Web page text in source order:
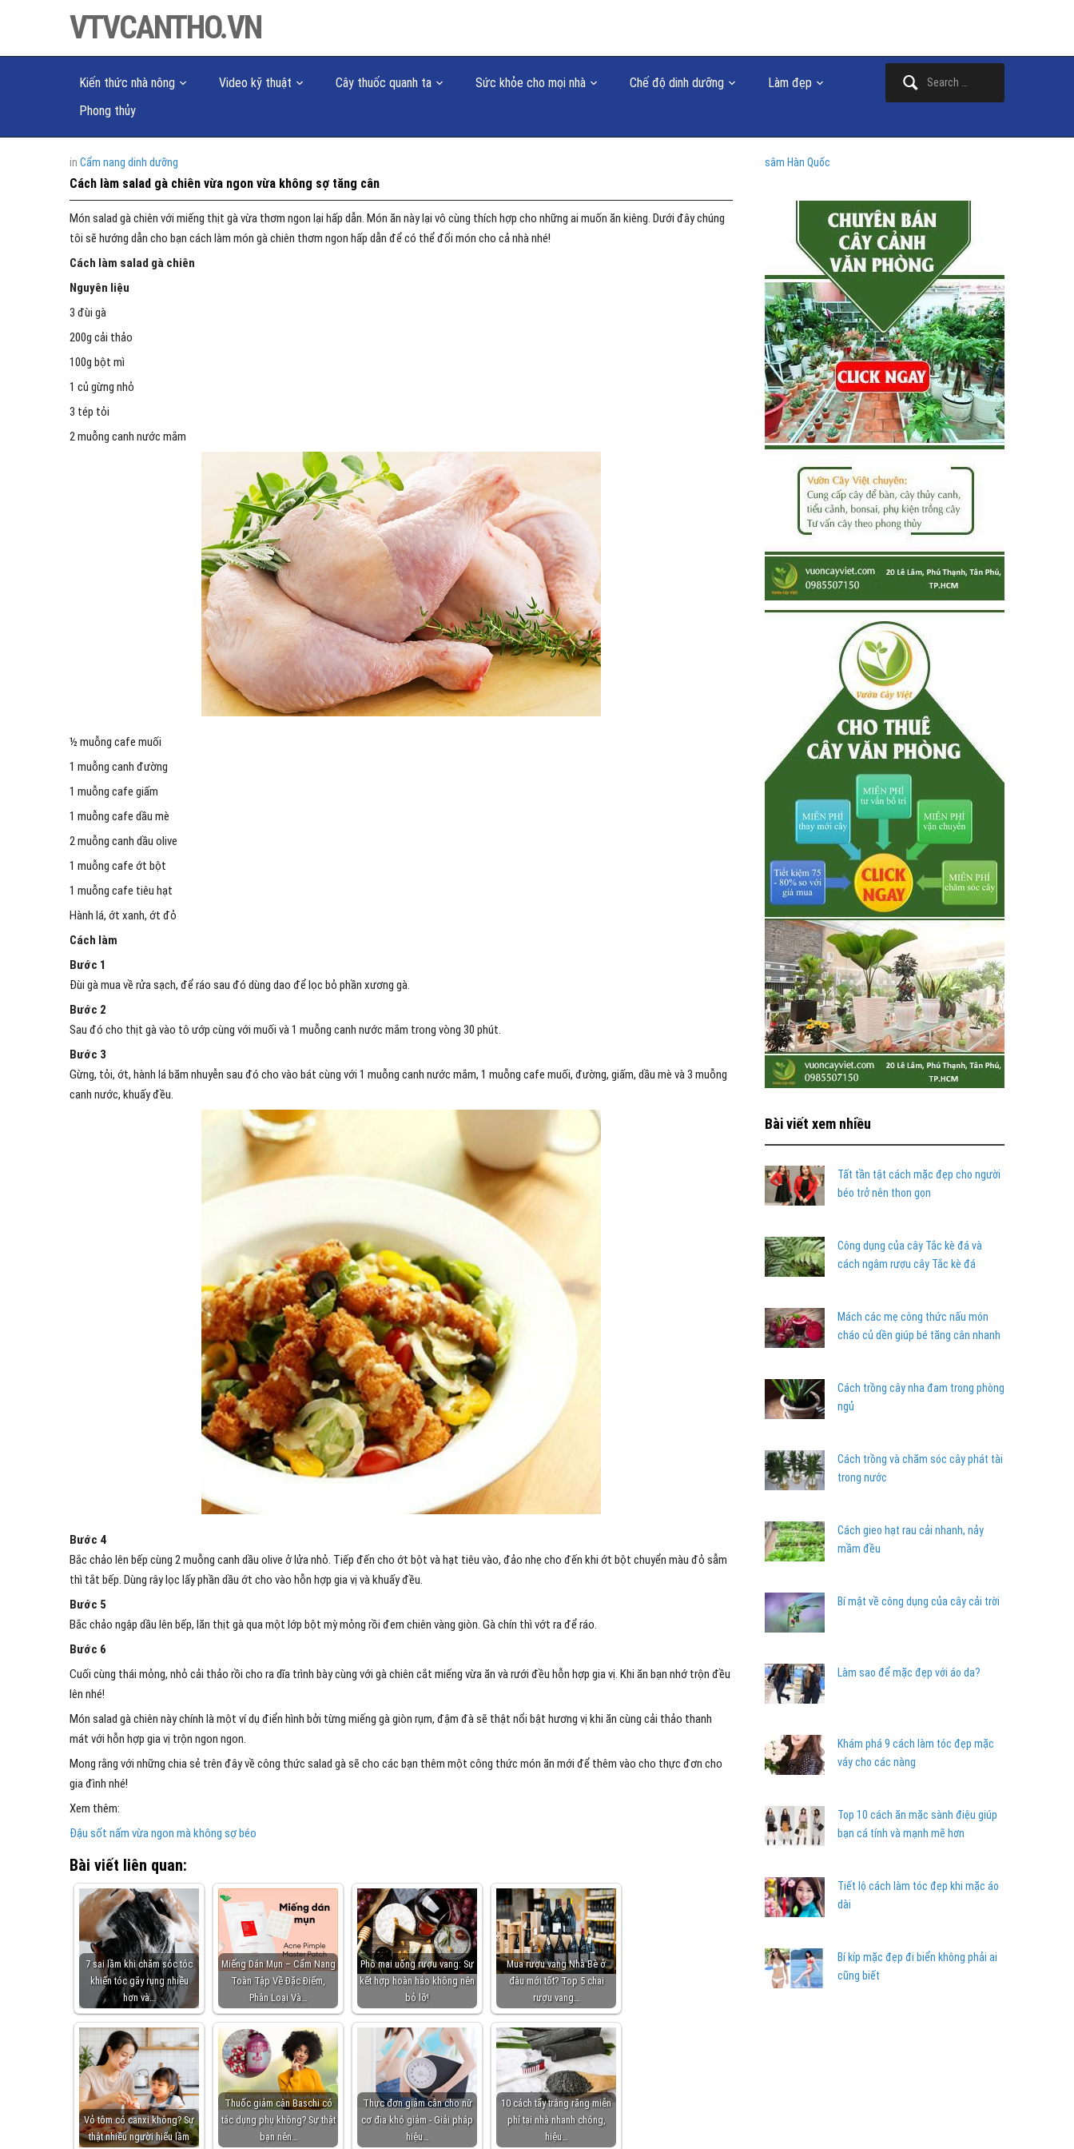
VTVCANTHO.VN
Kiến thức nhà nông Video kỹ thuật Cây thuốc quanh ta Sức khỏe cho mọi nhà Chế độ dinh dưỡng
Làm đẹp
Phong thủy
in Cẩm nang dinh dưỡng
Cách làm salad gà chiên vừa ngon vừa không sợ tăng cân
Món salad gà chiên với miếng thịt gà vừa thơm ngon lại hấp dẫn. Món ăn này lại vô cùng thích hợp cho những ai muốn ăn kiêng. Dưới đây chúng
tôi sẽ hướng dẫn cho bạn cách làm món gà chiên thơm ngon hấp dẫn để có thể đổi món cho cả nhà nhé!
Cách làm salad gà chiên
Nguyên liệu
3 đùi gà
200g cải thảo
100g bột mì
1 củ gừng nhỏ
3 tép tỏi
2 muỗng canh nước mắm
½ muỗng cafe muối
1 muỗng canh đường
1 muỗng cafe giấm
1 muỗng cafe dầu mè
2 muỗng canh dầu olive
1 muỗng cafe ớt bột
1 muỗng cafe tiêu hạt
Hành lá, ớt xanh, ớt đỏ
Cách làm
Bước 1
Đùi gà mua về rửa sạch, để ráo sau đó dùng dao để lọc bỏ phần xương gà.
Bước 2
Sau đó cho thịt gà vào tô ướp cùng với muối và 1 muỗng canh nước mắm trong vòng 30 phút.
Bước 3
Gừng, tỏi, ớt, hành lá băm nhuyễn sau đó cho vào bát cùng với 1 muỗng canh nước mắm, 1 muỗng cafe muối, đường, giấm, dầu mè và 3 muỗng
canh nước, khuấy đều.
Bước 4
Bắc chảo lên bếp cùng 2 muỗng canh dầu olive ở lửa nhỏ. Tiếp đến cho ớt bột và hạt tiêu vào, đảo nhẹ cho đến khi ớt bột chuyển màu đỏ sẫm
thì tắt bếp. Dùng rây lọc lấy phần dầu ớt cho vào hỗn hợp gia vị và khuấy đều.
Bước 5
Bắc chảo ngập dầu lên bếp, lăn thịt gà qua một lớp bột mỳ mỏng rồi đem chiên vàng giòn. Gà chín thì vớt ra để ráo.
Bước 6
Cuối cùng thái mỏng, nhỏ cải thảo rồi cho ra dĩa trình bày cùng với gà chiên cắt miếng vừa ăn và rưới đều hỗn hợp gia vị. Khi ăn bạn nhớ trộn đều
lên nhé!
Món salad gà chiên này chính là một ví dụ điển hình bởi từng miếng gà giòn rụm, đậm đà sẽ thật nổi bật hương vị khi ăn cùng cải thảo thanh
mát với hỗn hợp gia vị trộn ngon ngon.
Mong rằng với những chia sẻ trên đây về công thức salad gà sẽ cho các bạn thêm một công thức món ăn mới để thêm vào cho thực đơn cho
gia đình nhé!
Xem thêm:
Đậu sốt nấm vừa ngon mà không sợ béo
Bài viết liên quan:
7 sai lầm khi chăm sóc tóc
khiến tóc gãy rụng nhiều
hơn và…
Miếng Dán Mụn – Cẩm Nang
Toàn Tập Về Đặc Điểm,
Phân Loại Và…
Phô mai uống rượu vang: Sự
kết hợp hoàn hảo không nên
bỏ lỡ!
Mua rượu vang Nhà Bè ở
đâu mới tốt? Top 5 chai
rượu vang…
Vỏ tôm có canxi không? Sự
thật nhiều người hiểu lầm
Thuốc giảm cân Baschi có
tác dụng phụ không? Sự thật
bạn nên…
Thực đơn giảm cân cho nữ
cơ địa khó giảm - Giải pháp
hiệu…
10 cách tẩy trắng răng miễn
phí tại nhà nhanh chóng,
hiệu…
sâm Hàn Quốc
Bài viết xem nhiều
Tất tần tật cách mặc đẹp cho người
béo trở nên thon gọn
Công dụng của cây Tắc kè đá và
cách ngâm rượu cây Tắc kè đá
Mách các mẹ công thức nấu món
cháo củ dền giúp bé tăng cân nhanh
Cách trồng cây nha đam trong phòng
ngủ
Cách trồng và chăm sóc cây phát tài
trong nước
Cách gieo hạt rau cải nhanh, nảy
mầm đều
Bí mật về công dụng của cây cải trời
Làm sao để mặc đẹp với áo da?
Khám phá 9 cách làm tóc đẹp mặc
váy cho các nàng
Top 10 cách ăn mặc sành điệu giúp
bạn cá tính và mạnh mẽ hơn
Tiết lộ cách làm tóc đẹp khi mặc áo
dài
Bí kíp mặc đẹp đi biển không phải ai
cũng biết